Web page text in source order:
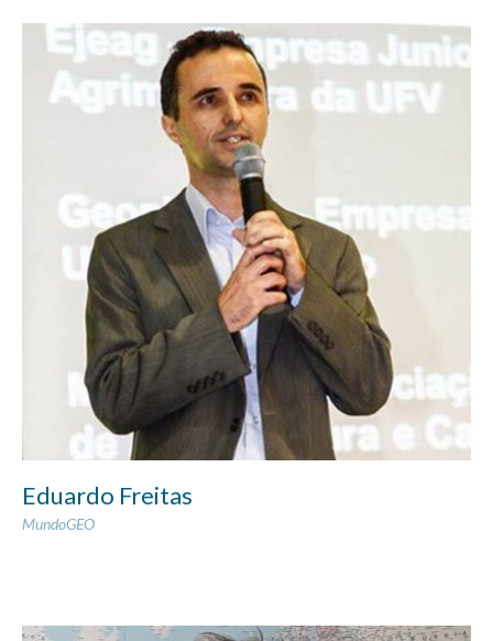
Eduardo Freitas
MundoGEO